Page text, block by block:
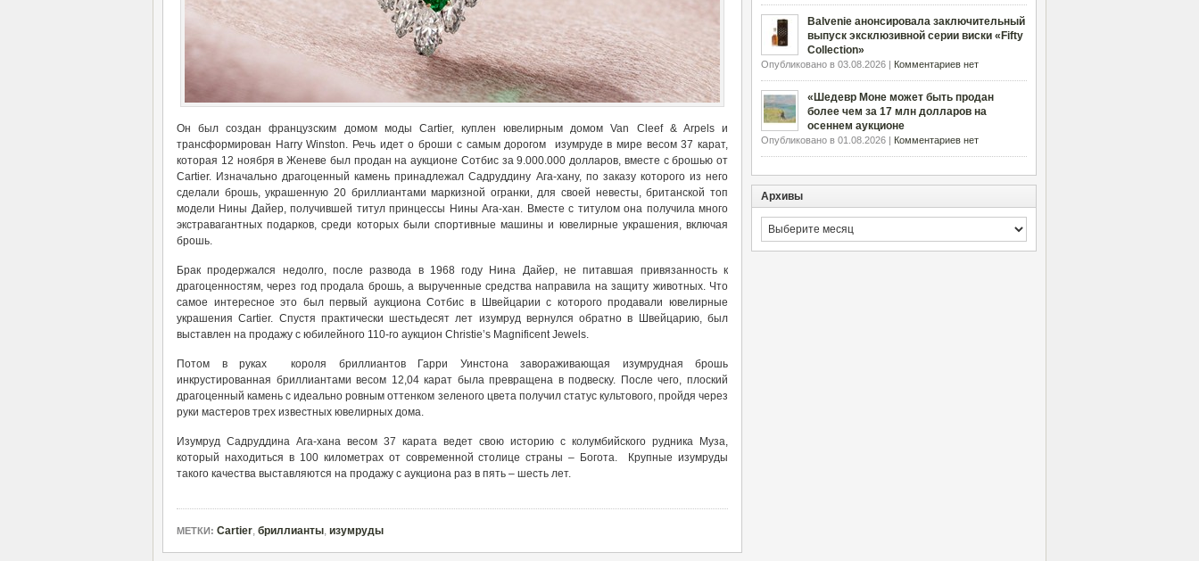
Он был создан французским домом моды Cartier, куплен ювелирным домом Van Cleef & Arpels и
трансформирован Harry Winston. Речь идет о броши с самым дорогом изумруде в мире весом 37 карат,
которая 12 ноября в Женеве был продан на аукционе Сотбис за 9.000.000 долларов, вместе с брошью от
Cartier. Изначально драгоценный камень принадлежал Садруддину Ага-хану, по заказу которого из него
сделали брошь, украшенную 20 бриллиантами маркизной огранки, для своей невесты, британской топ
модели Нины Дайер, получившей титул принцессы Нины Ага-хан. Вместе с титулом она получила много
экстравагантных подарков, среди которых были спортивные машины и ювелирные украшения, включая
брошь.
Брак продержался недолго, после развода в 1968 году Нина Дайер, не питавшая привязанность к
драгоценностям, через год продала брошь, а вырученные средства направила на защиту животных. Что
самое интересное это был первый аукциона Сотбис в Швейцарии с которого продавали ювелирные
украшения Cartier. Спустя практически шестьдесят лет изумруд вернулся обратно в Швейцарию, был
выставлен на продажу с юбилейного 110-го аукцион Christie’s Magnificent Jewels.
Потом в руках короля бриллиантов Гарри Уинстона завораживающая изумрудная брошь
инкрустированная бриллиантами весом 12,04 карат была превращена в подвеску. После чего, плоский
драгоценный камень с идеально ровным оттенком зеленого цвета получил статус культового, пройдя через
руки мастеров трех известных ювелирных дома.
Изумруд Садруддина Ага-хана весом 37 карата ведет свою историю с колумбийского рудника Муза,
который находиться в 100 километрах от современной столице страны – Богота. Крупные изумруды
такого качества выставляются на продажу с аукциона раз в пять – шесть лет.
МЕТКИ: Cartier, бриллианты, изумруды
Balvenie анонсировала заключительный
выпуск эксклюзивной серии виски «Fifty
Collection»
Опубликовано в 03.08.2026 | Комментариев нет
«Шедевр Моне может быть продан
более чем за 17 млн долларов на
осеннем аукционе
Опубликовано в 01.08.2026 | Комментариев нет
Архивы
Архивы